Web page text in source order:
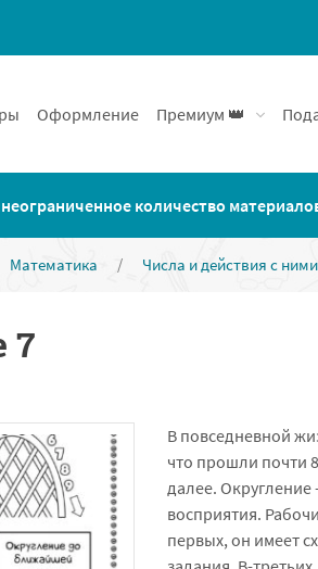
Оформление Премиум 👑
количество
Математика / Числа и действия с ними
7
В повседневной
что прошли почти
далее. Округление
восприятия.
первых, он имеет